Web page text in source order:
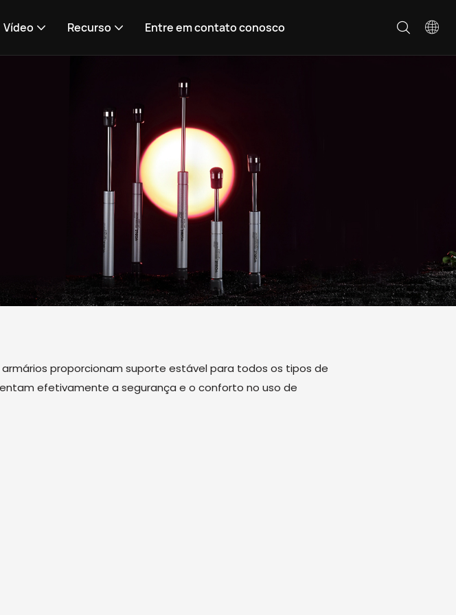
Vídeo Recurso Entre em contato conosco
proporcionam suporte estável para todos os tipos de
efetivamente a segurança e o conforto no uso de